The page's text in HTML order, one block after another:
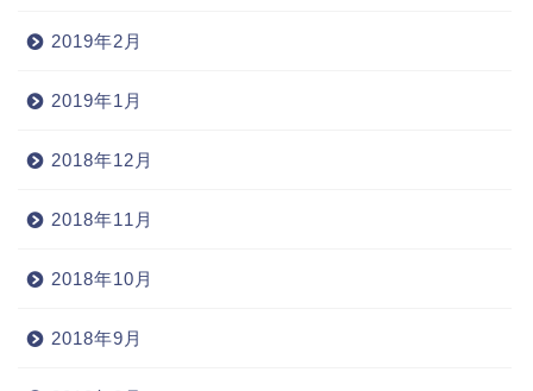
2019年2月
2019年1月
2018年12月
2018年11月
2018年10月
2018年9月